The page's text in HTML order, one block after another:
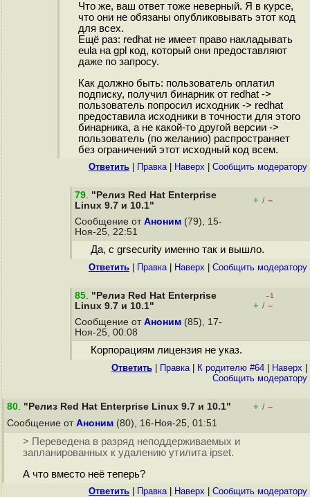
Что же, ваш ответ тоже неверный. Я в курсе,
что они не обязаны опубликовывать этот код
для всех.
Ещё раз: redhat не имеет право накладывать
eula на gpl код, который они предоставляют
даже по запросу.
Как должно быть: пользователь оплатил
подписку, получил бинарник от redhat ->
пользователь попросил исходник -> redhat
предоставила исходники в точности для этого
бинарника, а не какой-то другой версии ->
пользователь (по желанию) распространяет
без ограничений этот исходный код всем.
Ответить Правка| Наверх Cообщить модератору
79. "Релиз Red Hat Enterprise
Linux 9.7 и 10.1"
+ / –
Сообщение от Аноним (79), 15-
Ноя-25, 22:51
Да, с grsecurity именно так и вышло.
Ответить Правка| Наверх Cообщить модератору
85. "Релиз Red Hat Enterprise
Linux 9.7 и 10.1"
–1
+ / –
Сообщение от Аноним (85), 17-
Ноя-25, 00:08
Корпорациям лицензия не указ.
Ответить Правка| К родителю #64 Наверх
Cообщить модератору
80. "Релиз Red Hat Enterprise Linux 9.7 и 10.1" + / –
Сообщение от Аноним (80), 16-Ноя-25, 01:51
> Переведена в разряд неподдерживаемых и
запланированных к удалению утилита ipset.
А что вместо неё теперь?
Ответить Правка| Наверх Cообщить модератору